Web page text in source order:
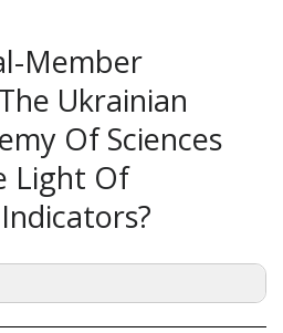
Member
Ukrainian
Of Sciences
Light Of